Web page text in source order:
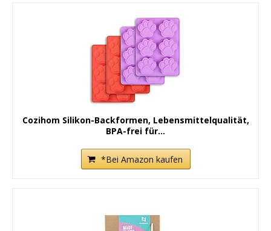
Cozihom Silikon-Backformen, Lebensmittelqualität,
BPA-frei für...
*Bei Amazon kaufen